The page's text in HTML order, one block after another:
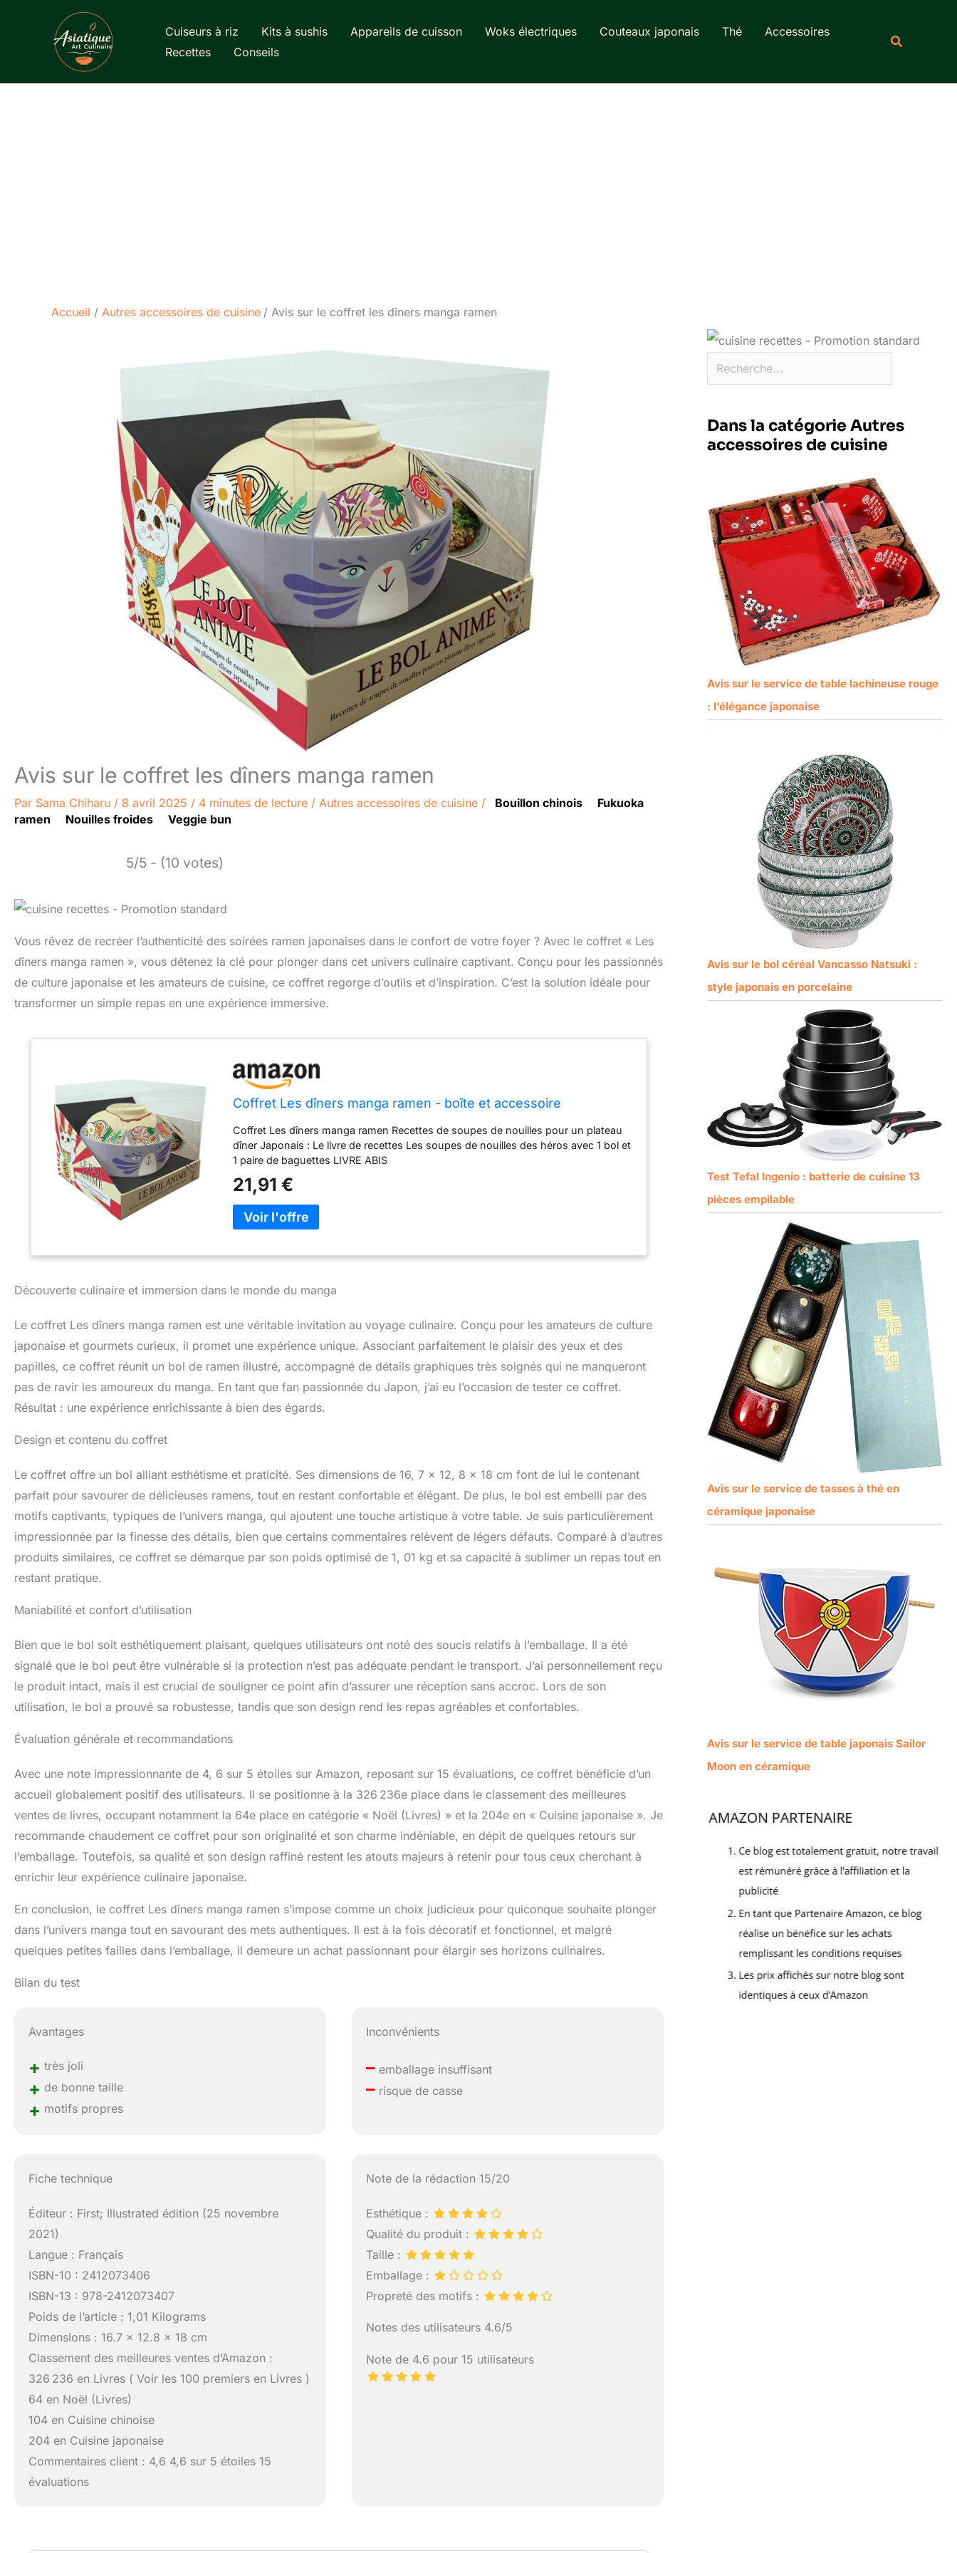
Cuiseurs à riz Kits à sushis Appareils de cuisson Woks électriques Couteaux japonais Thé
Accessoires
Recettes
Conseils
Accueil Autres accessoires de cuisine Avis sur le coffret les dîners manga ramen
Avis sur le coffret les dîners manga ramen
Par Sama Chiharu / 8 avril 2025 / 4 minutes de lecture / Autres accessoires de cuisine / Bouillon chinois
Fukuoka
ramen
Nouilles froides Veggie bun
5/5 - (10 votes)
Vous rêvez de recréer l’authenticité des soirées ramen japonaises dans le confort de votre foyer ? Avec le coffret « Les
dîners manga ramen », vous détenez la clé pour plonger dans cet univers culinaire captivant. Conçu pour les passionnés
de culture japonaise et les amateurs de cuisine, ce coffret regorge d’outils et d’inspiration. C’est la solution idéale pour
transformer un simple repas en une expérience immersive.
Coffret Les dîners manga ramen - boîte et accessoire
Coffret Les dîners manga ramen Recettes de soupes de nouilles pour un plateau
dîner Japonais : Le livre de recettes Les soupes de nouilles des héros avec 1 bol et
1 paire de baguettes LIVRE ABIS
21,91 €
Découverte culinaire et immersion dans le monde du manga
Le coffret Les dîners manga ramen est une véritable invitation au voyage culinaire. Conçu pour les amateurs de culture
japonaise et gourmets curieux, il promet une expérience unique. Associant parfaitement le plaisir des yeux et des
papilles, ce coffret réunit un bol de ramen illustré, accompagné de détails graphiques très soignés qui ne manqueront
pas de ravir les amoureux du manga. En tant que fan passionnée du Japon, j’ai eu l’occasion de tester ce coffret.
Résultat : une expérience enrichissante à bien des égards.
Design et contenu du coffret
Le coffret offre un bol alliant esthétisme et praticité. Ses dimensions de 16, 7 x 12, 8 x 18 cm font de lui le contenant
parfait pour savourer de délicieuses ramens, tout en restant confortable et élégant. De plus, le bol est embelli par des
motifs captivants, typiques de l’univers manga, qui ajoutent une touche artistique à votre table. Je suis particulièrement
impressionnée par la finesse des détails, bien que certains commentaires relèvent de légers défauts. Comparé à d’autres
produits similaires, ce coffret se démarque par son poids optimisé de 1, 01 kg et sa capacité à sublimer un repas tout en
restant pratique.
Maniabilité et confort d’utilisation
Bien que le bol soit esthétiquement plaisant, quelques utilisateurs ont noté des soucis relatifs à l’emballage. Il a été
signalé que le bol peut être vulnérable si la protection n’est pas adéquate pendant le transport. J’ai personnellement reçu
le produit intact, mais il est crucial de souligner ce point afin d’assurer une réception sans accroc. Lors de son
utilisation, le bol a prouvé sa robustesse, tandis que son design rend les repas agréables et confortables.
Évaluation générale et recommandations
Avec une note impressionnante de 4, 6 sur 5 étoiles sur Amazon, reposant sur 15 évaluations, ce coffret bénéficie d’un
accueil globalement positif des utilisateurs. Il se positionne à la 326 236e place dans le classement des meilleures
ventes de livres, occupant notamment la 64e place en catégorie « Noël (Livres) » et la 204e en « Cuisine japonaise ». Je
recommande chaudement ce coffret pour son originalité et son charme indéniable, en dépit de quelques retours sur
l’emballage. Toutefois, sa qualité et son design raffiné restent les atouts majeurs à retenir pour tous ceux cherchant à
enrichir leur expérience culinaire japonaise.
En conclusion, le coffret Les dîners manga ramen s’impose comme un choix judicieux pour quiconque souhaite plonger
dans l’univers manga tout en savourant des mets authentiques. Il est à la fois décoratif et fonctionnel, et malgré
quelques petites failles dans l’emballage, il demeure un achat passionnant pour élargir ses horizons culinaires.
Bilan du test
Avantages
+ très joli
+ de bonne taille
+ motifs propres
Inconvénients
– emballage insuffisant
– risque de casse
Fiche technique
Éditeur : First; Illustrated édition (25 novembre
2021)
Langue : Français
ISBN-10 : 2412073406
ISBN-13 : 978-2412073407
Poids de l’article : 1,01 Kilograms
Dimensions : 16.7 x 12.8 x 18 cm
Classement des meilleures ventes d’Amazon :
326 236 en Livres ( Voir les 100 premiers en Livres )
64 en Noël (Livres)
104 en Cuisine chinoise
204 en Cuisine japonaise
Commentaires client : 4,6 4,6 sur 5 étoiles 15
évaluations
Note de la rédaction 15/20
Esthétique :
Qualité du produit :
Taille :
Emballage :
Propreté des motifs :
Notes des utilisateurs 4.6/5
Note de 4.6 pour 15 utilisateurs
Dans la catégorie Autres
accessoires de cuisine
Avis sur le service de table lachineuse rouge
: l’élégance japonaise
Avis sur le bol céréal Vancasso Natsuki :
style japonais en porcelaine
Test Tefal Ingenio : batterie de cuisine 13
pièces empilable
Avis sur le service de tasses à thé en
céramique japonaise
Avis sur le service de table japonais Sailor
Moon en céramique